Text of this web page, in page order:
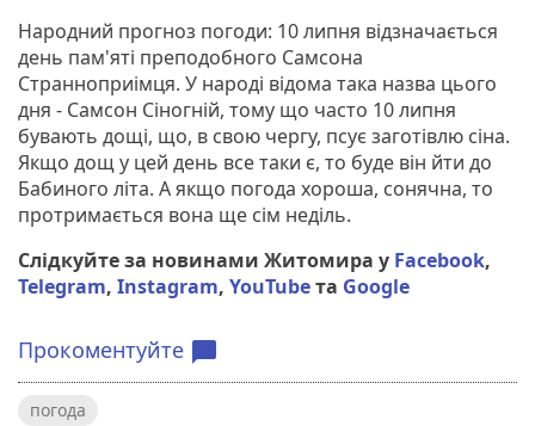
Народний прогноз погоди: 10 липня відзначається
день пам'яті преподобного Самсона
Странноприімця. У народі відома така назва цього
дня - Самсон Сіногній, тому що часто 10 липня
бувають дощі, що, в свою чергу, псує заготівлю сіна.
Якщо дощ у цей день все таки є, то буде він йти до
Бабиного літа. А якщо погода хороша, сонячна, то
протримається вона ще сім неділь.
Слідкуйте за новинами Житомира у Facebook,
Telegram, Instagram, YouTubeта Google
Прокоментуйте chat_bubble
погода